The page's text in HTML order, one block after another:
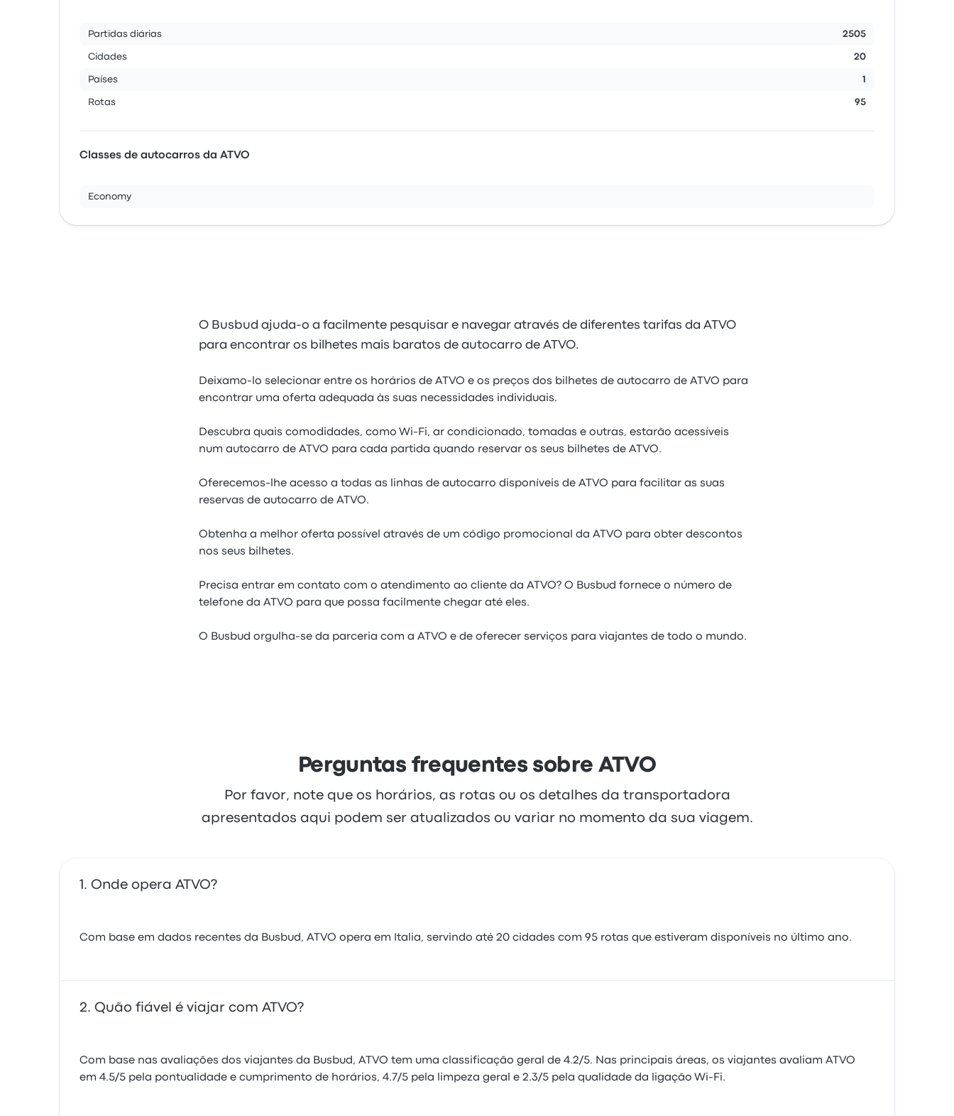
Partidas diárias 2505
Cidades 20
Países 1
Rotas 95
Classes de autocarros da ATVO
Economy
O Busbud ajuda-o a facilmente pesquisar e navegar através de diferentes tarifas da ATVO
para encontrar os bilhetes mais baratos de autocarro de ATVO.
Deixamo-lo selecionar entre os horários de ATVO e os preços dos bilhetes de autocarro de ATVO para
encontrar uma oferta adequada às suas necessidades individuais.
Descubra quais comodidades, como Wi-Fi, ar condicionado, tomadas e outras, estarão acessíveis
num autocarro de ATVO para cada partida quando reservar os seus bilhetes de ATVO.
Oferecemos-lhe acesso a todas as linhas de autocarro disponíveis de ATVO para facilitar as suas
reservas de autocarro de ATVO.
Obtenha a melhor oferta possível através de um código promocional da ATVO para obter descontos
nos seus bilhetes.
Precisa entrar em contato com o atendimento ao cliente da ATVO? O Busbud fornece o número de
telefone da ATVO para que possa facilmente chegar até eles.
O Busbud orgulha-se da parceria com a ATVO e de oferecer serviços para viajantes de todo o mundo.
Perguntas frequentes sobre ATVO
Por favor, note que os horários, as rotas ou os detalhes da transportadora
apresentados aqui podem ser atualizados ou variar no momento da sua viagem.
Onde opera ATVO?
Com base em dados recentes da Busbud, ATVO opera em Italia, servindo até 20 cidades com 95 rotas que estiveram disponíveis no último ano.
Quão fiável é viajar com ATVO?
Com base nas avaliações dos viajantes da Busbud, ATVO tem uma classificação geral de 4.2/5. Nas principais áreas, os viajantes avaliam ATVO
em 4.5/5 pela pontualidade e cumprimento de horários, 4.7/5 pela limpeza geral e 2.3/5 pela qualidade da ligação Wi-Fi.